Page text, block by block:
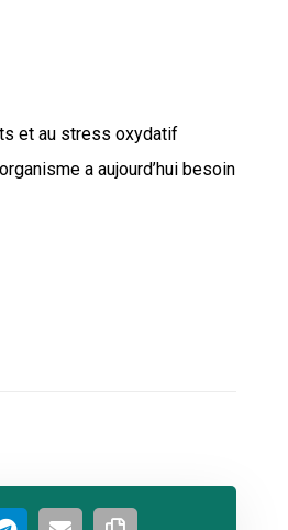
et au stress oxydatif
a aujourd’hui besoin